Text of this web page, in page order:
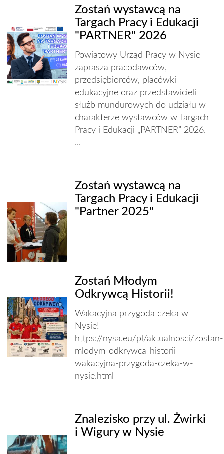
Zostań wystawcą na
Targach Pracy i Edukacji
"PARTNER" 2026
Powiatowy Urząd Pracy w Nysie
zaprasza pracodawców,
przedsiębiorców, placówki
edukacyjne oraz przedstawicieli
służb mundurowych do udziału w
charakterze wystawców w Targach
Pracy i Edukacji „PARTNER” 2026.
...
Zostań wystawcą na
Targach Pracy i Edukacji
"Partner 2025"
Zostań Młodym
Odkrywcą Historii!
Wakacyjna przygoda czeka w
Nysie!
https://nysa.eu/pl/aktualnosci/zostan-
mlodym-odkrywca-historii-
wakacyjna-przygoda-czeka-w-
nysie.html
Znalezisko przy ul. Żwirki
i Wigury w Nysie